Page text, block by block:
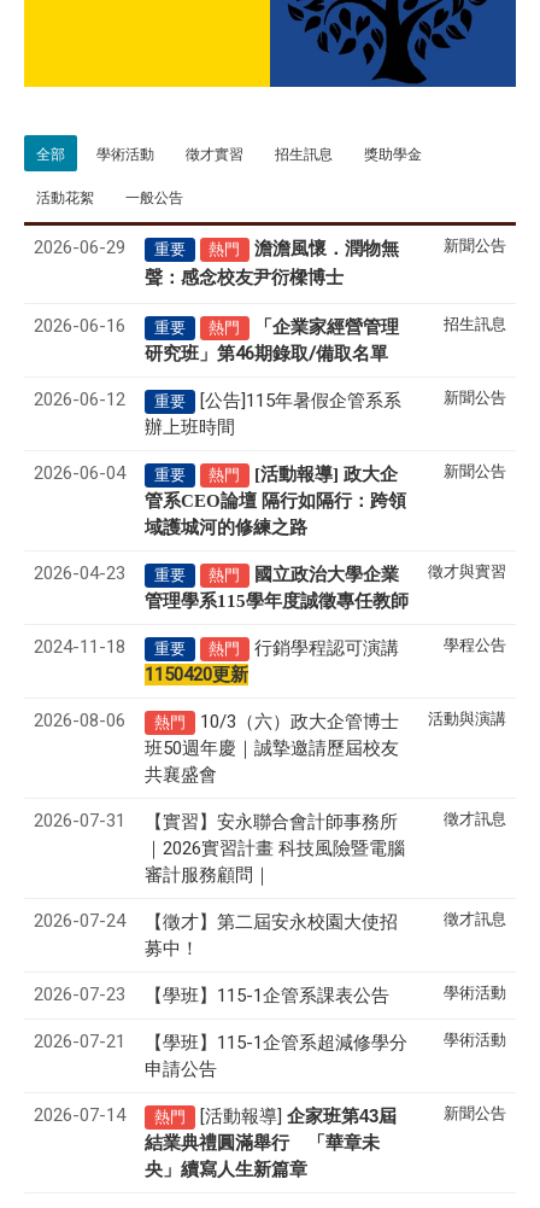
全部 學術活動 徵才實習 招生訊息 獎助學金
活動花絮 一般公告
2026-06-29 重要 熱門
澹澹風懷．潤物無
聲 ： 感念校友尹衍樑博士
新聞公告
2026-06-16 重要 熱門
「企業家經營管理
研究班」第46期錄取/備取名單
招生訊息
2026-06-12 重要
[公告]115年暑假企管系系
辦上班時間
新聞公告
2026-06-04 重要 熱門
[活動報導] 政大企
管系CEO論壇 隔行如隔行：跨領
域護城河的修練之路
新聞公告
2026-04-23 重要 熱門
國立政治大學企業
管理學系115學年度誠徵專任教師
徵才與實習
2024-11-18 重要 熱門
行銷學程認可演講
1150420更新
學程公告
2026-08-06 熱門
10/3（六）政大企管博士
班50週年慶｜誠摯邀請歷屆校友
共襄盛會
活動與演講
2026-07-31
【實習】安永聯合會計師事務所
｜2026實習計畫 科技風險暨電腦
審計服務顧問｜
徵才訊息
2026-07-24 【徵才】 第二屆安永校園大使招
募中！
徵才訊息
2026-07-23 【學班】115-1企管系課表公告 學術活動
2026-07-21
【學班】115-1企管系超減修學分
申請公告
學術活動
2026-07-14 熱門 [活動報導] 企家班第43屆
結業典禮圓滿舉行 「華章未
央」續寫人生新篇章
新聞公告